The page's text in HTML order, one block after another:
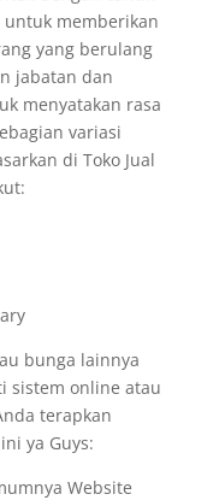
memberikan
yang berulang
jabatan dan
menyatakan rasa
variasi
di Toko Jual
bunga lainnya
sistem online atau
terapkan
ya Guys:
Website